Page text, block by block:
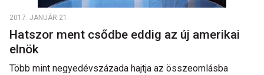
2017. JANUÁR 21.
Hatszor ment csődbe eddig az új amerikai
elnök
Több mint negyedévszázada hajtja az összeomlásba